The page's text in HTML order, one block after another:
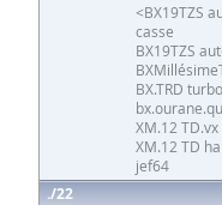
<BX19TZS
casse
BX19TZS
BX.TRD
XM.12
XM.12 TD
jef64
22